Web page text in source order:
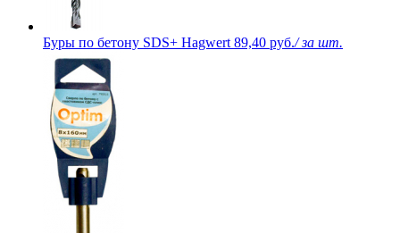
Буры по бетону SDS+ Hagwert 89,40 руб./ за шт.